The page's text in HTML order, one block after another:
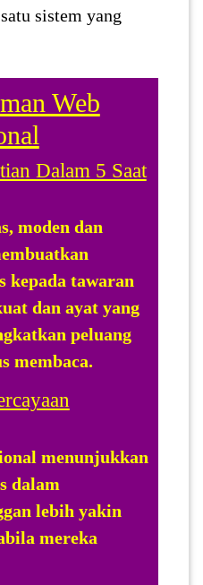
sistem yang
Web
Dalam 5 Saat
moden dan
kepada tawaran
dan ayat yang
peluang
membaca.
menunjukkan
dalam
lebih yakin
mereka